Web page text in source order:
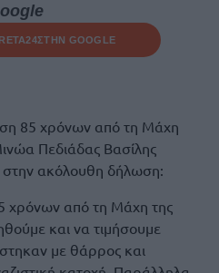
ΣΤΗΝ GOOGLE
85 χρόνων από τη Μάχη
Πεδιάδας Βασίλης
ακόλουθη δήλωση:
χρόνων από τη Μάχη της
και να τιμήσουμε
με θάρρος και